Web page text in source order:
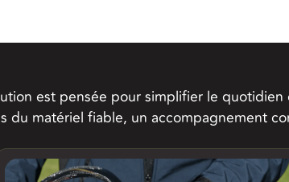
est pensée pour simplifier le
du matériel fiable, un accompagnement